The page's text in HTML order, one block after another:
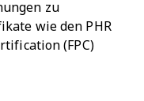
zu
wie den PHR
(FPC)